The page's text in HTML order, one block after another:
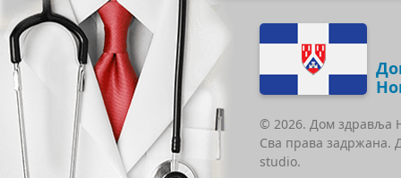
© 2026. Дом здравља
Сва права задржана.
studio.